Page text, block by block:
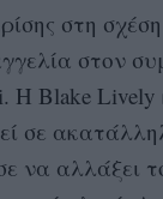
στη
στον
Η Blake Lively
σε
να αλλάξει